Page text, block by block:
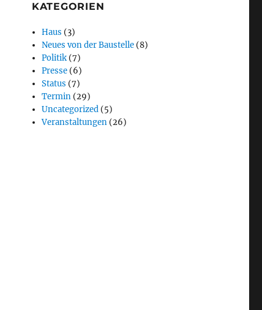
KATEGORIEN
Haus (3)
Neues von der Baustelle (8)
Politik (7)
Presse (6)
Status (7)
Termin (29)
Uncategorized (5)
Veranstaltungen (26)